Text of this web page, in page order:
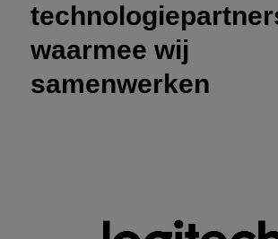
waarmee wij
samenwerken